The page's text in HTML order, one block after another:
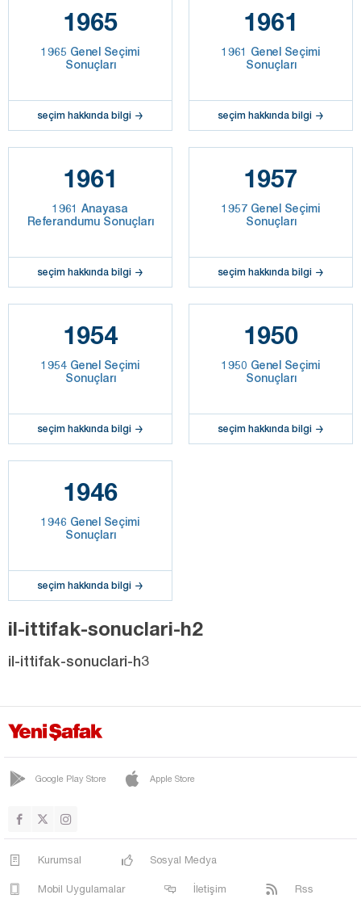
1965
1965 Genel Seçimi
Sonuçları
seçim hakkında bilgi
1961
1961 Genel Seçimi
Sonuçları
seçim hakkında bilgi
1961
1961 Anayasa
Referandumu Sonuçları
seçim hakkında bilgi
1957
1957 Genel Seçimi
Sonuçları
seçim hakkında bilgi
1954
1954 Genel Seçimi
Sonuçları
seçim hakkında bilgi
1950
1950 Genel Seçimi
Sonuçları
seçim hakkında bilgi
1946
1946 Genel Seçimi
Sonuçları
seçim hakkında bilgi
il-ittifak-sonuclari-h2
il-ittifak-sonuclari-h3
Google Play Store Apple Store
Kurumsal Sosyal Medya
Mobil Uygulamalar İletişim Rss